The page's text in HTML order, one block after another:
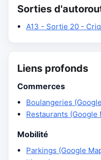
Sorties
A13 - Sortie 20 -
Liens profonds
Commerces
Boulangeries
Restaurants (Google
Mobilité
Parkings (Google